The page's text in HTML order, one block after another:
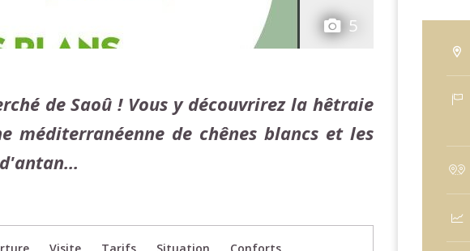
5
de Saoû ! Vous y découvrirez la hêtraie
méditerranéenne de chênes blancs et les